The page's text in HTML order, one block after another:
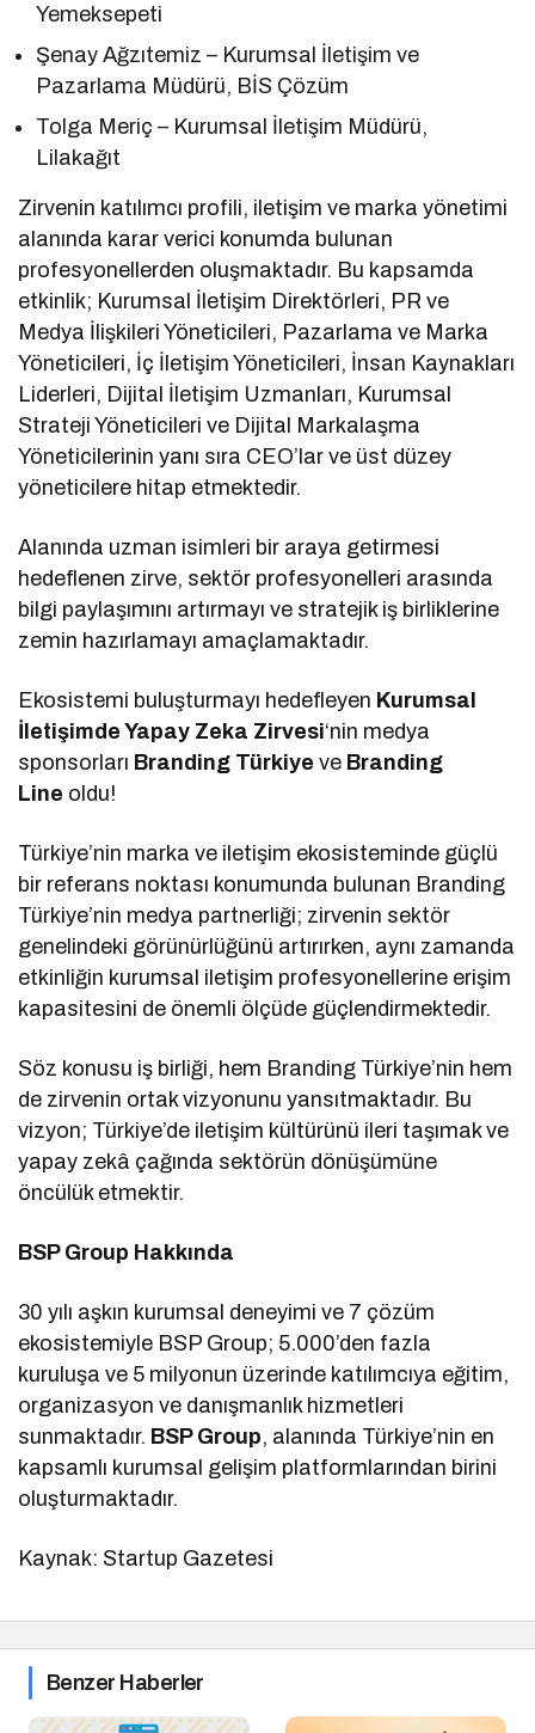
Yemeksepeti
Şenay Ağzıtemiz – Kurumsal İletişim ve
Pazarlama Müdürü, BİS Çözüm
Tolga Meriç – Kurumsal İletişim Müdürü,
Lilakağıt
Zirvenin katılımcı profili, iletişim ve marka yönetimi
alanında karar verici konumda bulunan
profesyonellerden oluşmaktadır. Bu kapsamda
etkinlik; Kurumsal İletişim Direktörleri, PR ve
Medya İlişkileri Yöneticileri, Pazarlama ve Marka
Yöneticileri, İç İletişim Yöneticileri, İnsan Kaynakları
Liderleri, Dijital İletişim Uzmanları, Kurumsal
Strateji Yöneticileri ve Dijital Markalaşma
Yöneticilerinin yanı sıra CEO’lar ve üst düzey
yöneticilere hitap etmektedir.
Alanında uzman isimleri bir araya getirmesi
hedeflenen zirve, sektör profesyonelleri arasında
bilgi paylaşımını artırmayı ve stratejik iş birliklerine
zemin hazırlamayı amaçlamaktadır.
Ekosistemi buluşturmayı hedefleyen Kurumsal
İletişimde Yapay Zeka Zirvesi‘nin medya
sponsorları Branding Türkiye ve Branding
Line oldu!
Türkiye’nin marka ve iletişim ekosisteminde güçlü
bir referans noktası konumunda bulunan Branding
Türkiye’nin medya partnerliği; zirvenin sektör
genelindeki görünürlüğünü artırırken, aynı zamanda
etkinliğin kurumsal iletişim profesyonellerine erişim
kapasitesini de önemli ölçüde güçlendirmektedir.
Söz konusu iş birliği, hem Branding Türkiye’nin hem
de zirvenin ortak vizyonunu yansıtmaktadır. Bu
vizyon; Türkiye’de iletişim kültürünü ileri taşımak ve
yapay zekâ çağında sektörün dönüşümüne
öncülük etmektir.
BSP Group Hakkında
30 yılı aşkın kurumsal deneyimi ve 7 çözüm
ekosistemiyle BSP Group; 5.000’den fazla
kuruluşa ve 5 milyonun üzerinde katılımcıya eğitim,
organizasyon ve danışmanlık hizmetleri
sunmaktadır. BSP Group, alanında Türkiye’nin en
kapsamlı kurumsal gelişim platformlarından birini
oluşturmaktadır.
Kaynak: Startup Gazetesi
Benzer Haberler